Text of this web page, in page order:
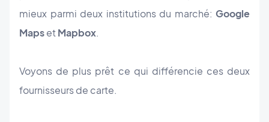
mieux parmi deux institutions du marché: Google
MapsetMapbox.
Voyons de plus prêt ce qui différencie ces deux
fournisseurs de carte.